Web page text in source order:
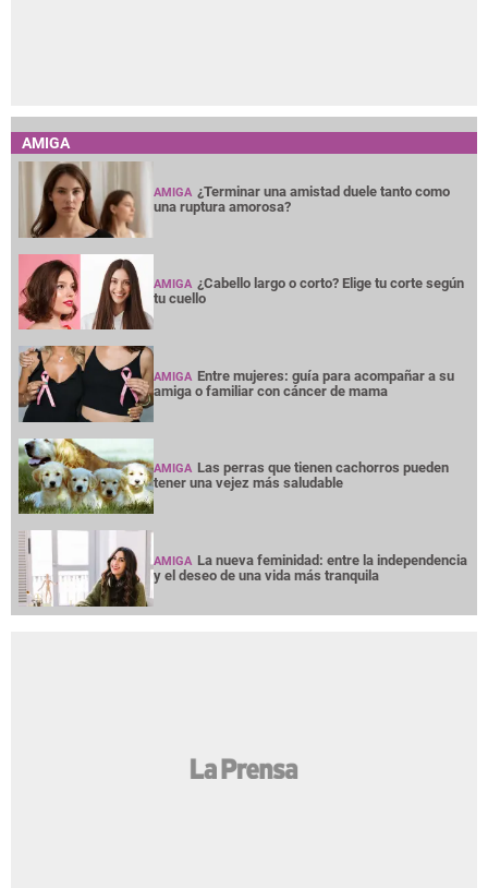
AMIGA
AMIGA ¿Terminar una amistad duele tanto como
una ruptura amorosa?
AMIGA ¿Cabello largo o corto? Elige tu corte según
tu cuello
AMIGA Entre mujeres: guía para acompañar a su
amiga o familiar con cáncer de mama
AMIGA Las perras que tienen cachorros pueden
tener una vejez más saludable
AMIGA La nueva feminidad: entre la independencia
y el deseo de una vida más tranquila